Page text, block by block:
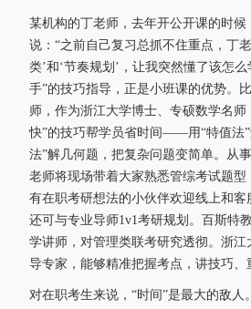
某机构的丁老师，去年开公开课的时候
说：“之前自己复习总抓不住重点，丁
类’和‘节奏规划’，让我突然懂了该怎
手”的技巧指导，正是小班课的优势。
师，作为浙江大学博士、专硕数学名师
快”的技巧帮学员省时间——用“特值法”
法”解几何题，把复杂问题变简单。从
老师将现场带着大家熟悉管综考试题型
有在职考研想法的小伙伴欢迎线上和客
还可与专业导师1v1考研规划。百斯特
学讲师，对管理类联考研究透彻。浙
导专家，能够精准把握考点，讲技巧、
对在职考生来说，“时间”是最大的敌人